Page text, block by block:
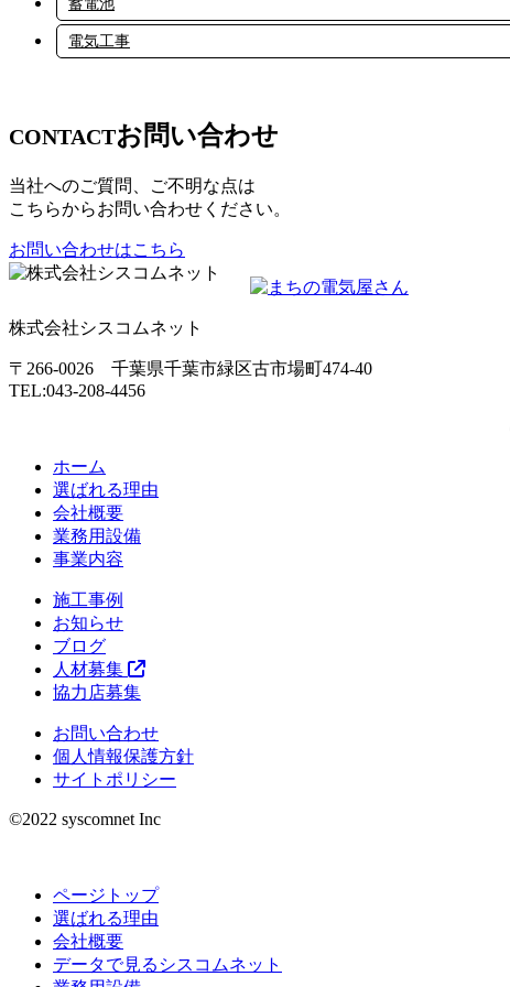
電気工事
CONTACTお問い合わせ
当社へのご質問、ご不明な点は
こちらからお問い合わせください。
お問い合わせはこちら
株式会社シスコムネット
〒266-0026 千葉県千葉市緑区古市場町474-40
TEL:043-208-4456
ホーム
選ばれる理由
会社概要
業務用設備
事業内容
施工事例
お知らせ
ブログ
人材募集
協力店募集
お問い合わせ
個人情報保護方針
サイトポリシー
©︎2022 syscomnet Inc
ページトップ
選ばれる理由
会社概要
データで見るシスコムネット